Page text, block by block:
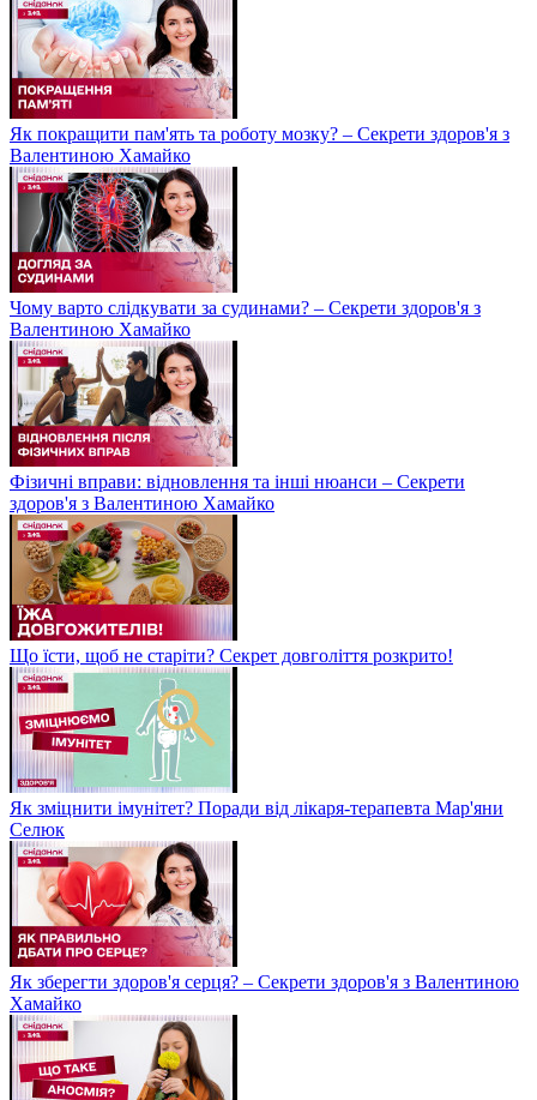
Як покращити пам'ять та роботу мозку? – Секрети здоров'я з
Валентиною Хамайко
Чому варто слідкувати за судинами? – Секрети здоров'я з
Валентиною Хамайко
Фізичні вправи: відновлення та інші нюанси – Секрети
здоров'я з Валентиною Хамайко
Що їсти, щоб не старіти? Секрет довголіття розкрито!
Як зміцнити імунітет? Поради від лікаря-терапевта Мар'яни
Селюк
Як зберегти здоров'я серця? – Секрети здоров'я з Валентиною
Хамайко